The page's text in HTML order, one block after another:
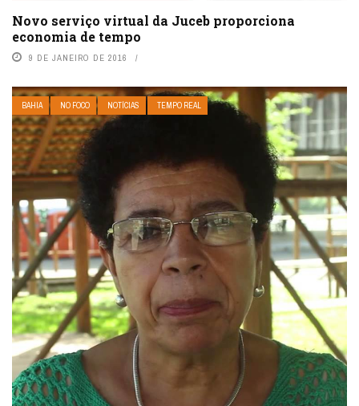
Novo serviço virtual da Juceb proporciona
economia de tempo
9 DE JANEIRO DE 2016
BAHIA NO FOCO NOTÍCIAS TEMPO REAL